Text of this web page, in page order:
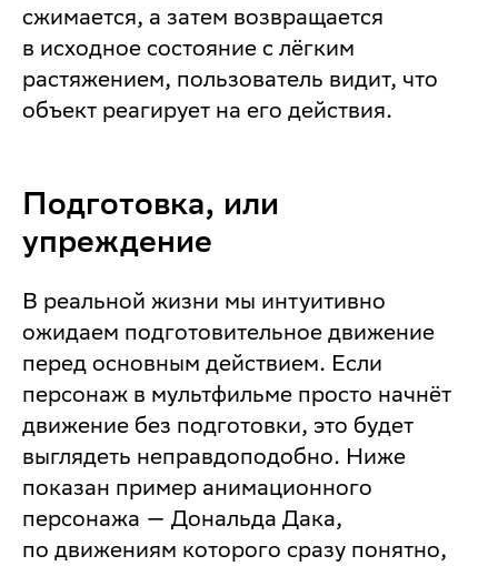
сжимается, а затем возвращается
в исходное состояние с лёгким
растяжением, пользователь видит, что
объект реагирует на его действия.
Подготовка, или
упреждение
В реальной жизни мы интуитивно
ожидаем подготовительное движение
перед основным действием. Если
персонаж в мультфильме просто начнёт
движение без подготовки, это будет
выглядеть неправдоподобно. Ниже
показан пример анимационного
персонажа — Дональда Дака,
по движениям которого сразу понятно,